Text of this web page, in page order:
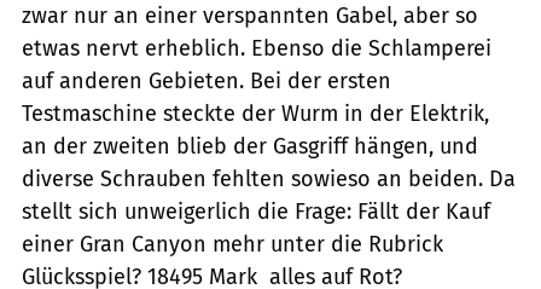
zwar nur an einer verspannten Gabel, aber so
etwas nervt erheblich. Ebenso die Schlamperei
auf anderen Gebieten. Bei der ersten
Testmaschine steckte der Wurm in der Elektrik,
an der zweiten blieb der Gasgriff hängen, und
diverse Schrauben fehlten sowieso an beiden. Da
stellt sich unweigerlich die Frage: Fällt der Kauf
einer Gran Canyon mehr unter die Rubrick
Glücksspiel? 18495 Mark  alles auf Rot?